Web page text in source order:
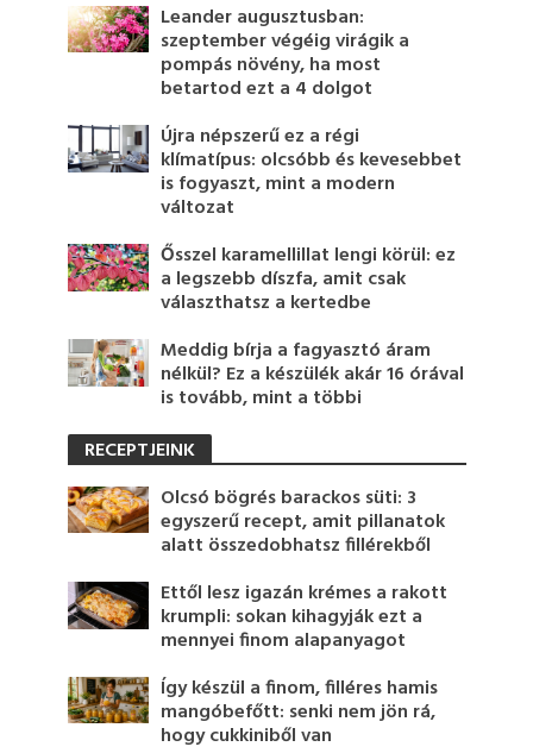
Leander augusztusban:
szeptember végéig virágik a
pompás növény, ha most
betartod ezt a 4 dolgot
Újra népszerű ez a régi
klímatípus: olcsóbb és kevesebbet
is fogyaszt, mint a modern
változat
Ősszel karamellillat lengi körül: ez
a legszebb díszfa, amit csak
választhatsz a kertedbe
Meddig bírja a fagyasztó áram
nélkül? Ez a készülék akár 16 órával
is tovább, mint a többi
RECEPTJEINK
Olcsó bögrés barackos süti: 3
egyszerű recept, amit pillanatok
alatt összedobhatsz fillérekből
Ettől lesz igazán krémes a rakott
krumpli: sokan kihagyják ezt a
mennyei finom alapanyagot
Így készül a finom, filléres hamis
mangóbefőtt: senki nem jön rá,
hogy cukkiniből van